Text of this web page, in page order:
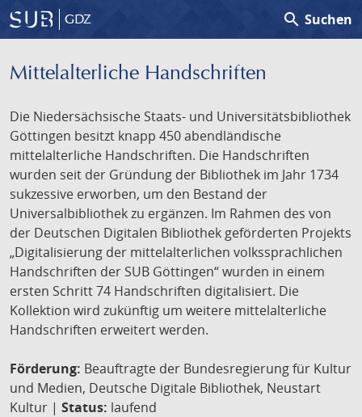
GDZ search Suchen
Mittelalterliche Handschriften
Die Niedersächsische Staats- und Universitätsbibliothek
Göttingen besitzt knapp 450 abendländische
mittelalterliche Handschriften. Die Handschriften
wurden seit der Gründung der Bibliothek im Jahr 1734
sukzessive erworben, um den Bestand der
Universalbibliothek zu ergänzen. Im Rahmen des von
der Deutschen Digitalen Bibliothek geförderten Projekts
„Digitalisierung der mittelalterlichen volkssprachlichen
Handschriften der SUB Göttingen“ wurden in einem
ersten Schritt 74 Handschriften digitalisiert. Die
Kollektion wird zukünftig um weitere mittelalterliche
Handschriften erweitert werden.
Förderung: Beauftragte der Bundesregierung für Kultur
und Medien, Deutsche Digitale Bibliothek, Neustart
Kultur | Status: laufend